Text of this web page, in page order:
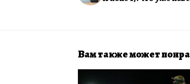
Вам также может